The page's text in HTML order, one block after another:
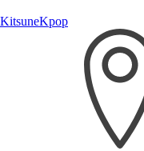
KitsuneKpop